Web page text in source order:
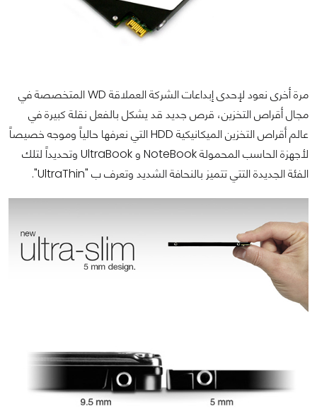
مرة أخرى نعود لإحدى إبداعات الشركة العملاقة WD المتخصصة في
مجال أقراص التخزين، قرص جديد قد يشكل بالفعل نقلة كبيرة في
عالم أقراص التخزين الميكانيكية HDD التي نعرفها حالياً وموجه خصيصاً
لأجهزة الحاسب المحمولة NoteBook و UltraBook وتحديداً لتلك
الفئة الجديدة التتي تتميز بالنحافة الشديد وتعرف ب "UltraThin".